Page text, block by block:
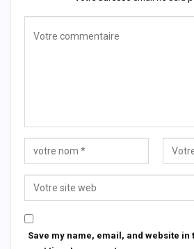
Save my name, email, and website